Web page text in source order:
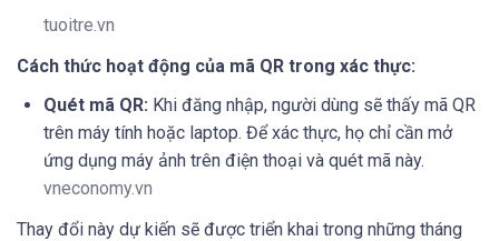
tuoitre.vn
Cách thức hoạt động của mã QR trong xác thực:
Quét mã QR: Khi đăng nhập, người dùng sẽ thấy mã QR
trên máy tính hoặc laptop. Để xác thực, họ chỉ cần mở
ứng dụng máy ảnh trên điện thoại và quét mã này.
vneconomy.vn
Thay đổi này dự kiến sẽ được triển khai trong những tháng